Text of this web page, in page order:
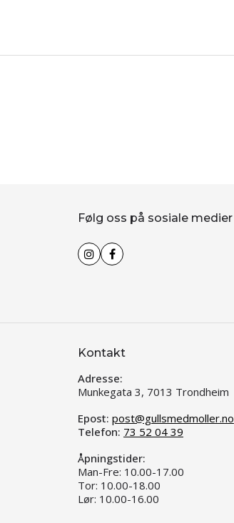
Følg oss på sosiale medier
Kontakt
Adresse:
Munkegata 3, 7013 Trondheim
Epost: post@gullsmedmoller.no
Telefon: 73 52 04 39
Åpningstider:
Man-Fre: 10.00-17.00
Tor: 10.00-18.00
Lør: 10.00-16.00